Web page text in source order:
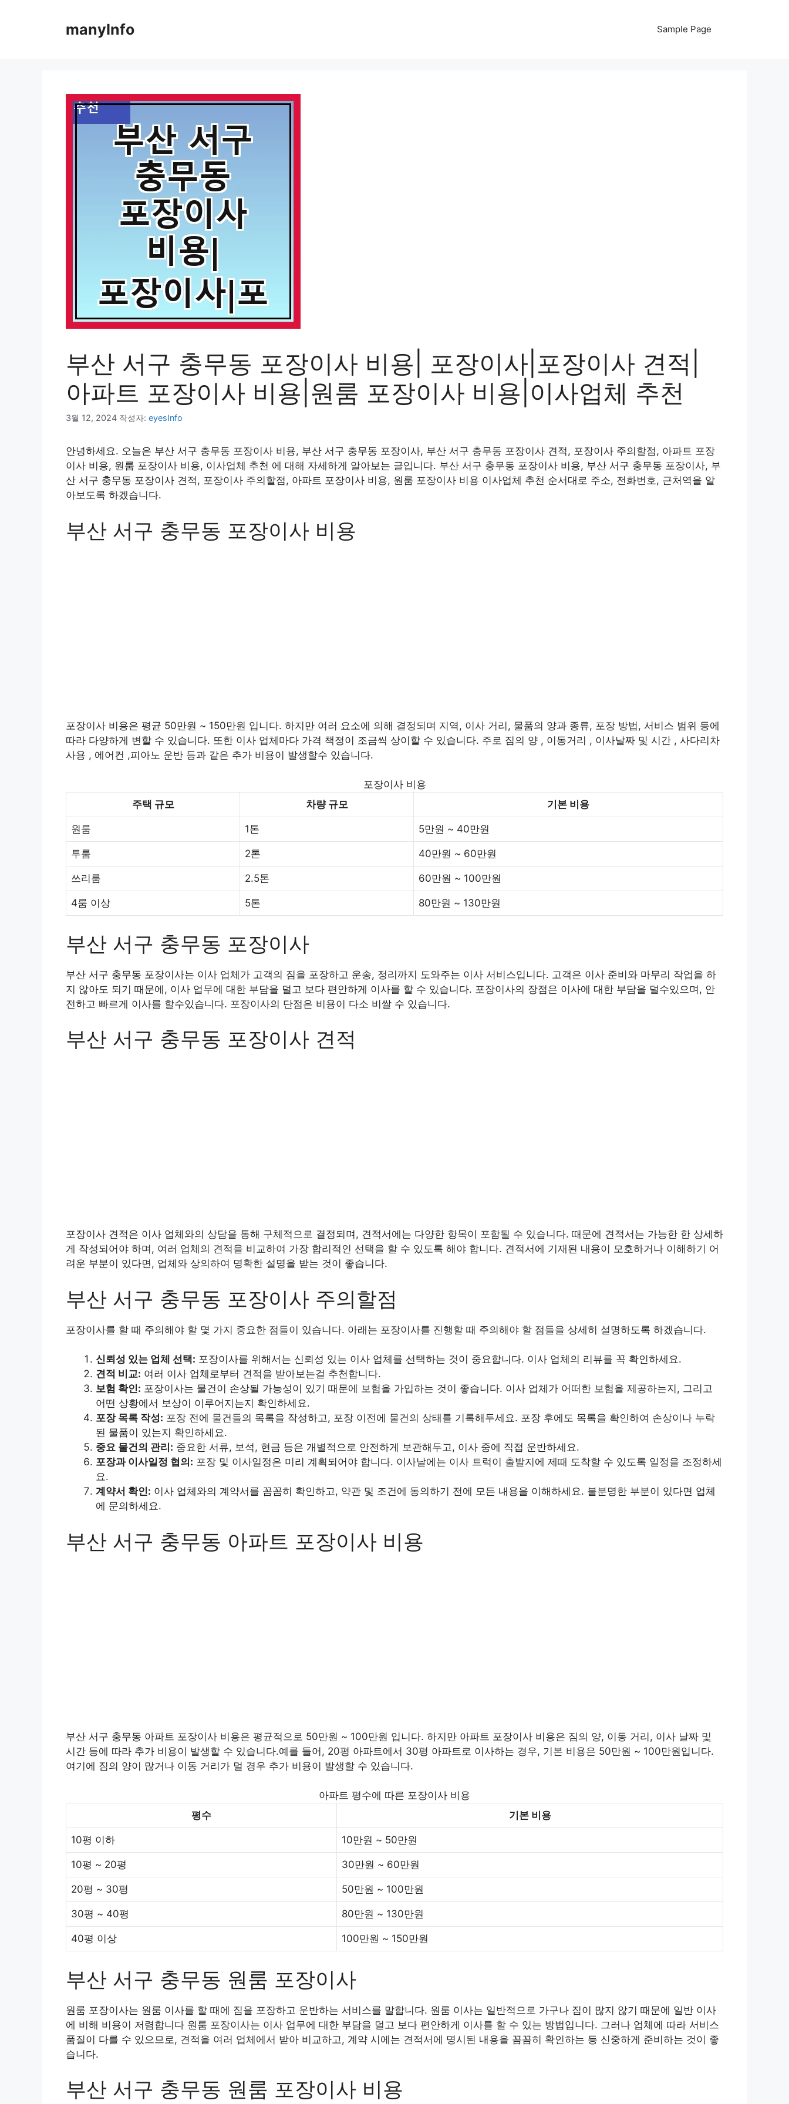
manyInfo Sample Page
부산 서구 충무동 포장이사 비용| 포장이사|포장이사 견적|
아파트 포장이사 비용|원룸 포장이사 비용|이사업체 추천
3월 12, 2024 작성자: eyesInfo
안녕하세요. 오늘은 부산 서구 충무동 포장이사 비용, 부산 서구 충무동 포장이사, 부산 서구 충무동 포장이사 견적, 포장이사 주의할점, 아파트 포장
이사 비용, 원룸 포장이사 비용, 이사업체 추천 에 대해 자세하게 알아보는 글입니다. 부산 서구 충무동 포장이사 비용, 부산 서구 충무동 포장이사, 부
산 서구 충무동 포장이사 견적, 포장이사 주의할점, 아파트 포장이사 비용, 원룸 포장이사 비용 이사업체 추천 순서대로 주소, 전화번호, 근처역을 알
아보도록 하겠습니다.
부산 서구 충무동 포장이사 비용
포장이사 비용은 평균 50만원 ~ 150만원 입니다. 하지만 여러 요소에 의해 결정되며 지역, 이사 거리, 물품의 양과 종류, 포장 방법, 서비스 범위 등에
따라 다양하게 변할 수 있습니다. 또한 이사 업체마다 가격 책정이 조금씩 상이할 수 있습니다. 주로 짐의 양 , 이동거리 , 이사날짜 및 시간 , 사다리차
사용 , 에어컨 ,피아노 운반 등과 같은 추가 비용이 발생할수 있습니다.
포장이사 비용
주택 규모
차량 규모 기본 비용
원룸 1톤 5만원 ~ 40만원
투룸 2톤 40만원 ~ 60만원
쓰리룸 2.5톤 60만원 ~ 100만원
4룸 이상 5톤 80만원 ~ 130만원
부산 서구 충무동 포장이사
부산 서구 충무동 포장이사는 이사 업체가 고객의 짐을 포장하고 운송, 정리까지 도와주는 이사 서비스입니다. 고객은 이사 준비와 마무리 작업을 하
지 않아도 되기 때문에, 이사 업무에 대한 부담을 덜고 보다 편안하게 이사를 할 수 있습니다. 포장이사의 장점은 이사에 대한 부담을 덜수있으며, 안
전하고 빠르게 이사를 할수있습니다. 포장이사의 단점은 비용이 다소 비쌀 수 있습니다.
부산 서구 충무동 포장이사 견적
포장이사 견적은 이사 업체와의 상담을 통해 구체적으로 결정되며, 견적서에는 다양한 항목이 포함될 수 있습니다. 때문에 견적서는 가능한 한 상세하
게 작성되어야 하며, 여러 업체의 견적을 비교하여 가장 합리적인 선택을 할 수 있도록 해야 합니다. 견적서에 기재된 내용이 모호하거나 이해하기 어
려운 부분이 있다면, 업체와 상의하여 명확한 설명을 받는 것이 좋습니다.
부산 서구 충무동 포장이사 주의할점
포장이사를 할 때 주의해야 할 몇 가지 중요한 점들이 있습니다. 아래는 포장이사를 진행할 때 주의해야 할 점들을 상세히 설명하도록 하겠습니다.
신뢰성 있는 업체 선택: 포장이사를 위해서는 신뢰성 있는 이사 업체를 선택하는 것이 중요합니다. 이사 업체의 리뷰를 꼭 확인하세요.
견적 비교: 여러 이사 업체로부터 견적을 받아보는걸 추천합니다.
보험 확인: 포장이사는 물건이 손상될 가능성이 있기 때문에 보험을 가입하는 것이 좋습니다. 이사 업체가 어떠한 보험을 제공하는지, 그리고
어떤 상황에서 보상이 이루어지는지 확인하세요.
포장 목록 작성: 포장 전에 물건들의 목록을 작성하고, 포장 이전에 물건의 상태를 기록해두세요. 포장 후에도 목록을 확인하여 손상이나 누락
된 물품이 있는지 확인하세요.
중요 물건의 관리: 중요한 서류, 보석, 현금 등은 개별적으로 안전하게 보관해두고, 이사 중에 직접 운반하세요.
포장과 이사일정 협의: 포장 및 이사일정은 미리 계획되어야 합니다. 이사날에는 이사 트럭이 출발지에 제때 도착할 수 있도록 일정을 조정하세
요.
계약서 확인: 이사 업체와의 계약서를 꼼꼼히 확인하고, 약관 및 조건에 동의하기 전에 모든 내용을 이해하세요. 불분명한 부분이 있다면 업체
에 문의하세요.
부산 서구 충무동 아파트 포장이사 비용
부산 서구 충무동 아파트 포장이사 비용은 평균적으로 50만원 ~ 100만원 입니다. 하지만 아파트 포장이사 비용은 짐의 양, 이동 거리, 이사 날짜 및
시간 등에 따라 추가 비용이 발생할 수 있습니다.예를 들어, 20평 아파트에서 30평 아파트로 이사하는 경우, 기본 비용은 50만원 ~ 100만원입니다.
여기에 짐의 양이 많거나 이동 거리가 멀 경우 추가 비용이 발생할 수 있습니다.
아파트 평수에 따른 포장이사 비용
평수
기본 비용
10평 이하 10만원 ~ 50만원
10평 ~ 20평 30만원 ~ 60만원
20평 ~ 30평 50만원 ~ 100만원
30평 ~ 40평 80만원 ~ 130만원
40평 이상 100만원 ~ 150만원
부산 서구 충무동 원룸 포장이사
원룸 포장이사는 원룸 이사를 할 때에 짐을 포장하고 운반하는 서비스를 말합니다. 원룸 이사는 일반적으로 가구나 짐이 많지 않기 때문에 일반 이사
에 비해 비용이 저렴합니다 원룸 포장이사는 이사 업무에 대한 부담을 덜고 보다 편안하게 이사를 할 수 있는 방법입니다. 그러나 업체에 따라 서비스
품질이 다를 수 있으므로, 견적을 여러 업체에서 받아 비교하고, 계약 시에는 견적서에 명시된 내용을 꼼꼼히 확인하는 등 신중하게 준비하는 것이 좋
습니다.
부산 서구 충무동 원룸 포장이사 비용